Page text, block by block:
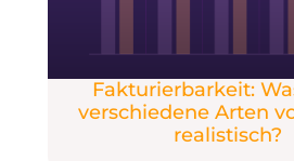
Fakturierbarkeit:
verschiedene Arten
realistisch?